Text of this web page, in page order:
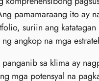
pamamaraang ito ay
suriin ang
angkop na mga
sa klima ay
mga potensyal na